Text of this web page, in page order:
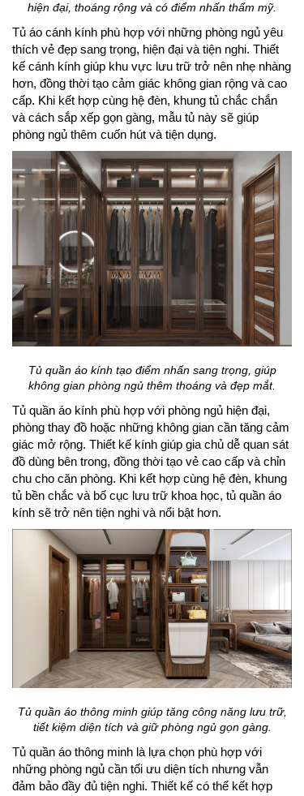
hiện đại, thoáng rộng và có điểm nhấn thẩm mỹ.
Tủ áo cánh kính phù hợp với những phòng ngủ yêu
thích vẻ đẹp sang trọng, hiện đại và tiện nghi. Thiết
kế cánh kính giúp khu vực lưu trữ trở nên nhẹ nhàng
hơn, đồng thời tạo cảm giác không gian rộng và cao
cấp. Khi kết hợp cùng hệ đèn, khung tủ chắc chắn
và cách sắp xếp gọn gàng, mẫu tủ này sẽ giúp
phòng ngủ thêm cuốn hút và tiện dụng.
Tủ quần áo kính tạo điểm nhấn sang trọng, giúp
không gian phòng ngủ thêm thoáng và đẹp mắt.
Tủ quần áo kính phù hợp với phòng ngủ hiện đại,
phòng thay đồ hoặc những không gian cần tăng cảm
giác mở rộng. Thiết kế kính giúp gia chủ dễ quan sát
đồ dùng bên trong, đồng thời tạo vẻ cao cấp và chỉn
chu cho căn phòng. Khi kết hợp cùng hệ đèn, khung
tủ bền chắc và bố cục lưu trữ khoa học, tủ quần áo
kính sẽ trở nên tiện nghi và nổi bật hơn.
Tủ quần áo thông minh giúp tăng công năng lưu trữ,
tiết kiệm diện tích và giữ phòng ngủ gọn gàng.
Tủ quần áo thông minh là lựa chọn phù hợp với
những phòng ngủ cần tối ưu diện tích nhưng vẫn
đảm bảo đầy đủ tiện nghi. Thiết kế có thể kết hợp